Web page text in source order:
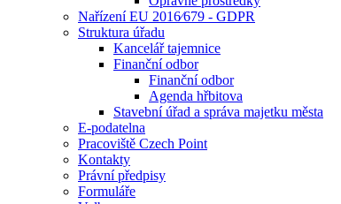
Nařízení EU 2016⁄679 - GDPR
Struktura úřadu
Kancelář tajemnice
Finanční odbor
Finanční odbor
Agenda hřbitova
Stavební úřad a správa majetku města
E-podatelna
Pracoviště Czech Point
Kontakty
Právní předpisy
Formuláře